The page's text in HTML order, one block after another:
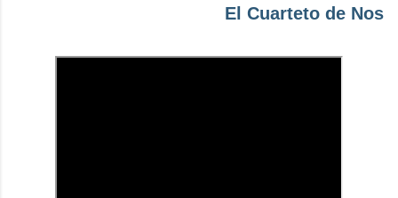
El Cuarteto de Nos